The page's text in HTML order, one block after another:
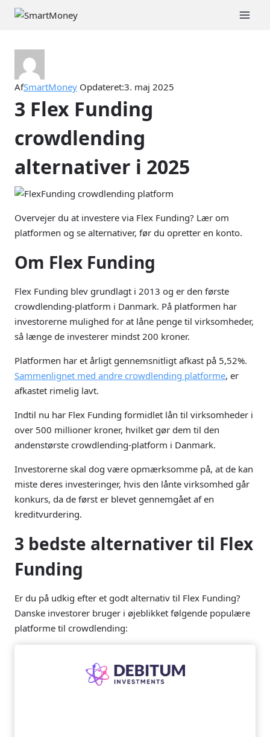
Fortsæt
AfSmartMoney Opdateret:3. maj 2025
3 Flex Funding
crowdlending
alternativer i 2025
Overvejer du at investere via Flex Funding? Lær om
platformen og se alternativer, før du opretter en konto.
Om Flex Funding
Flex Funding blev grundlagt i 2013 og er den første
crowdlending-platform i Danmark. På platformen har
investorerne mulighed for at låne penge til virksomheder,
så længe de investerer mindst 200 kroner.
Platformen har et årligt gennemsnitligt afkast på 5,52%.
Sammenlignet med andre crowdlending platforme, er
afkastet rimelig lavt.
Indtil nu har Flex Funding formidlet lån til virksomheder i
over 500 millioner kroner, hvilket gør dem til den
andenstørste crowdlending-platform i Danmark.
Investorerne skal dog være opmærksomme på, at de kan
miste deres investeringer, hvis den lånte virksomhed går
konkurs, da de først er blevet gennemgået af en
kreditvurdering.
3 bedste alternativer til Flex
Funding
Er du på udkig efter et godt alternativ til Flex Funding?
Danske investorer bruger i øjeblikket følgende populære
platforme til crowdlending: